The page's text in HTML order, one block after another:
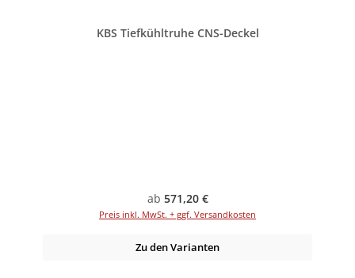
KBS Tiefkühltruhe CNS-Deckel
Regulärer Preis:
ab 571,20 €
Preis inkl. MwSt. + ggf. Versandkosten
Zu den Varianten